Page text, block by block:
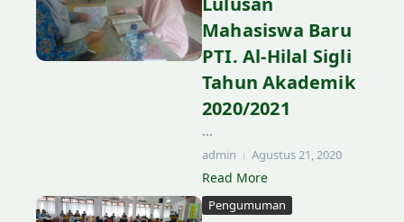
Lewati ke konten
Mahasiswa Baru
PTI. Al-Hilal Sigli
Tahun Akademik
2020/2021
...
admin Agustus 21, 2020
Read More
Pengumuman